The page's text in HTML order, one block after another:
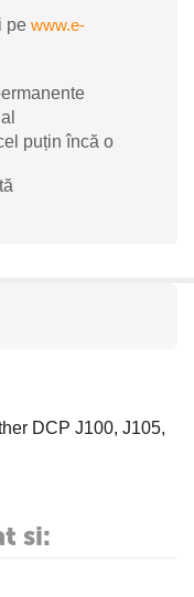
pe www.e-
puțin încă o
DCP J100, J105,
si: